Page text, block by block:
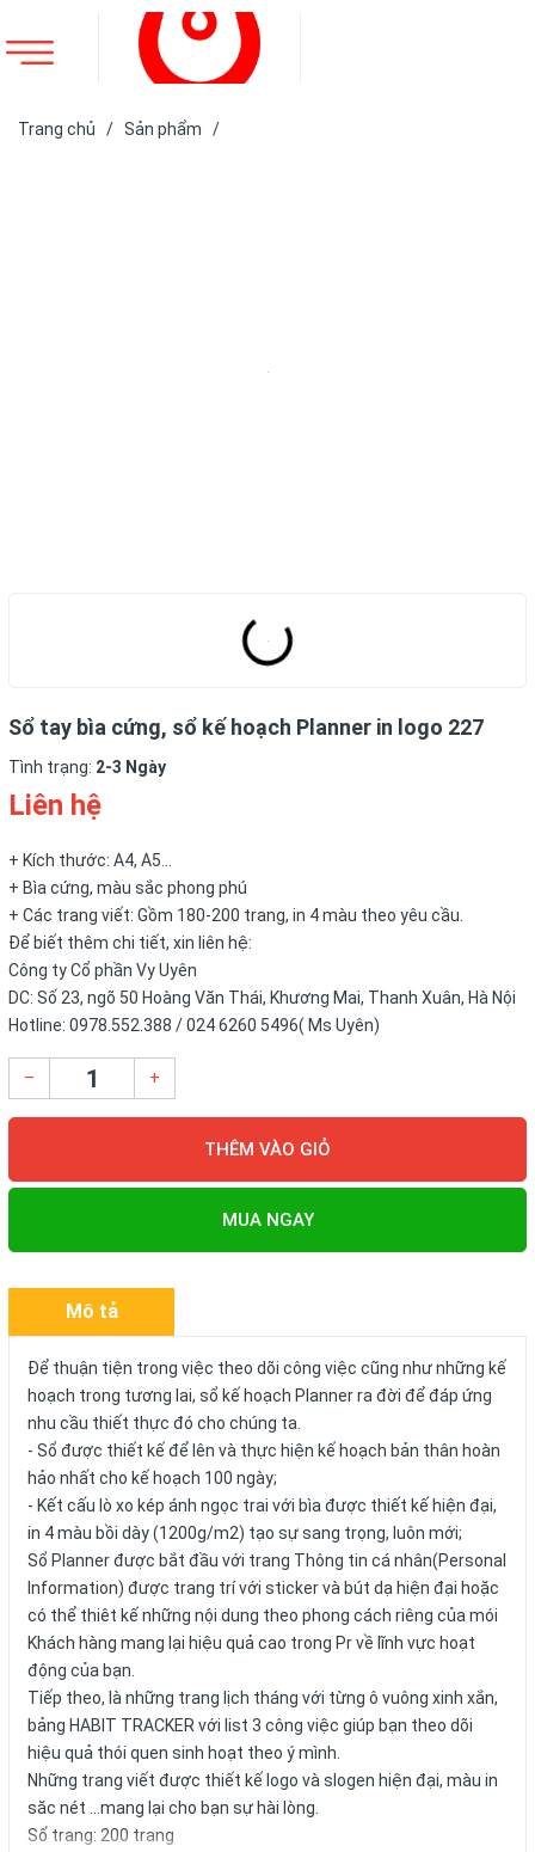
Trang chủ / Sản phẩm /
Sổ tay bìa cứng, sổ kế hoạch Planner in logo 227
Tình trạng: 2-3 Ngày
Liên hệ
+ Kích thước: A4, A5...
+ Bìa cứng, màu sắc phong phú
+ Các trang viết: Gồm 180-200 trang, in 4 màu theo yêu cầu.
Để biết thêm chi tiết, xin liên hệ:
Công ty Cổ phần Vy Uyên
DC: Số 23, ngõ 50 Hoàng Văn Thái, Khương Mai, Thanh Xuân, Hà Nội
Hotline: 0978.552.388 / 024 6260 5496( Ms Uyên)
– +
THÊM VÀO GIỎ
MUA NGAY
Mô tả
Để thuận tiện trong việc theo dõi công việc cũng như những kế
hoạch trong tương lai, sổ kế hoạch Planner ra đời để đáp ứng
nhu cầu thiết thực đó cho chúng ta.
- Sổ được thiết kế để lên và thực hiện kế hoạch bản thân hoàn
hảo nhất cho kế hoạch 100 ngày;
- Kết cấu lò xo kép ánh ngọc trai với bìa được thiết kế hiện đại,
in 4 màu bồi dày (1200g/m2) tạo sự sang trọng, luôn mới;
Sổ Planner được bắt đầu với trang Thông tin cá nhân(Personal
Information) được trang trí với sticker và bút dạ hiện đại hoặc
có thể thiêt kế những nội dung theo phong cách riêng của mói
Khách hàng mang lại hiệu quả cao trong Pr về lĩnh vực hoạt
động của bạn.
Tiếp theo, là những trang lịch tháng với từng ô vuông xinh xắn,
bảng HABIT TRACKER với list 3 công việc giúp bạn theo dõi
hiệu quả thói quen sinh hoạt theo ý mình.
Những trang viết được thiết kế logo và slogen hiện đại, màu in
săc nét ...mang lại cho bạn sự hài lòng.
Số trang: 200 trang